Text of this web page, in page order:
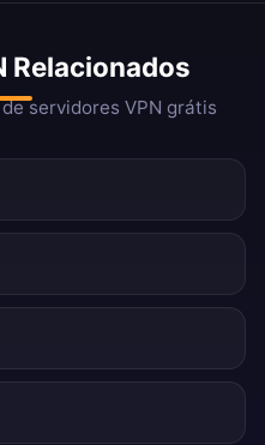
Relacionados
servidores VPN grátis